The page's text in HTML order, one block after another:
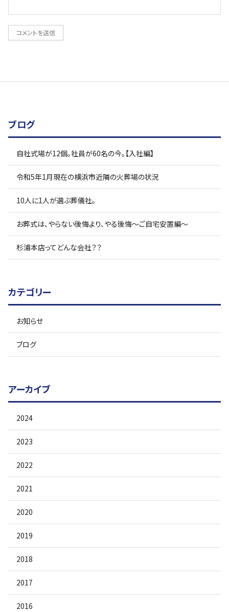
ブログ
自社式場が12個。社員が60名の今。【入社編】
令和5年1月現在の横浜市近隣の火葬場の状況
10人に1人が選ぶ葬儀社。
お葬式は、やらない後悔より、やる後悔〜ご自宅安置編〜
杉浦本店ってどんな会社？？
カテゴリー
お知らせ
ブログ
アーカイブ
2024
2023
2022
2021
2020
2019
2018
2017
2016